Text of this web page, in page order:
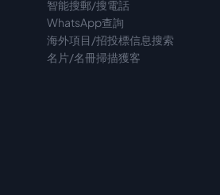
智能搜郵/搜電話
WhatsApp查詢
海外項目/招投標信息搜索
名片/名冊掃描獲客